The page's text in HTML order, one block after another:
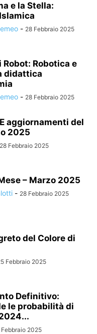
e la Stella:
- 28 Febbraio 2025
Robot: Robotica e
didattica
- 28 Febbraio 2025
aggiornamenti del
2025
28 Febbraio 2025
– Marzo 2025
- 28 Febbraio 2025
del Colore di
Febbraio 2025
Definitivo:
le probabilità di
Febbraio 2025